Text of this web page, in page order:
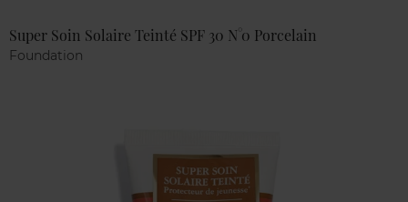
Super Soin Solaire Teinté SPF 30 N°0 Porcelain
Foundation